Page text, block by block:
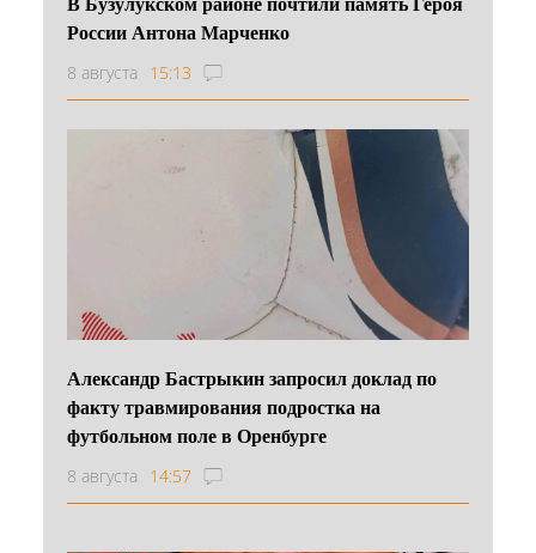
России Антона Марченко
8 августа 15:13
Александр Бастрыкин запросил доклад по
факту травмирования подростка на
футбольном поле в Оренбурге
8 августа 14:57